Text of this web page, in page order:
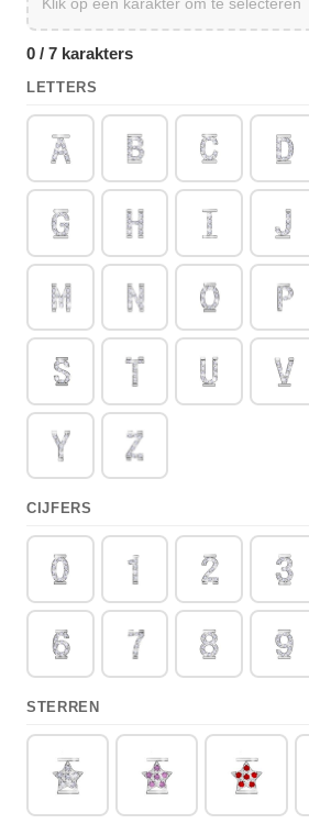
0 / 7 karakters
LETTERS
CIJFERS
STERREN